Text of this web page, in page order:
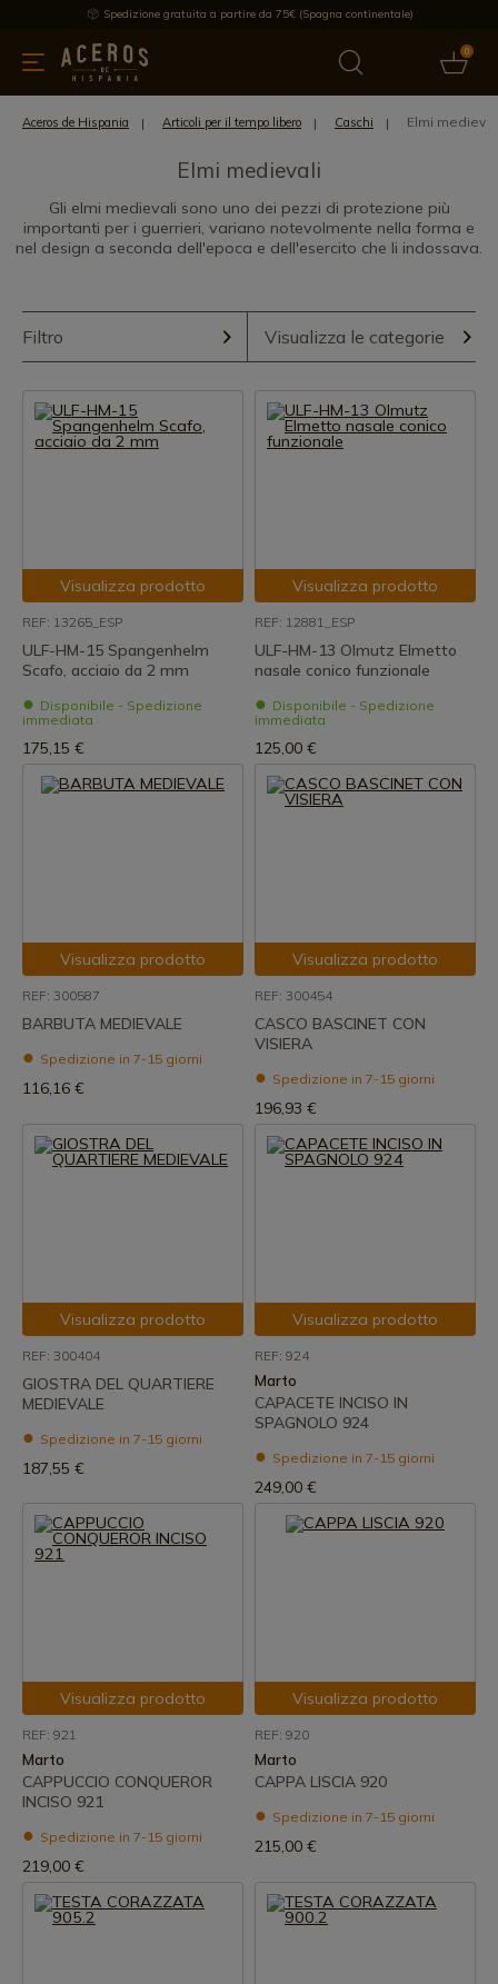
Spedizione gratuita a partire da 75€ (Spagna continentale)
0
cucina Offre Ultime notizie Venduti Marche
Aceros de Hispania Articoli per il tempo libero Caschi Elmi
Elmi medievali
Gli elmi medievali sono uno dei pezzi di protezione più
importanti per i guerrieri, variano notevolmente nella forma e
nel design a seconda dell'epoca e dell'esercito che li indossava.
Filtro Visualizza le categorie
Visualizza prodotto
REF: 13265_ESP
ULF-HM-15 Spangenhelm
Scafo, acciaio da 2 mm
Disponibile - Spedizione
immediata
175,15 €
Visualizza prodotto
REF: 12881_ESP
ULF-HM-13 Olmutz Elmetto
nasale conico funzionale
Disponibile - Spedizione
immediata
125,00 €
Visualizza prodotto
REF: 300587
BARBUTA MEDIEVALE
Spedizione in 7-15 giorni
116,16 €
Visualizza prodotto
REF: 300454
CASCO BASCINET CON
VISIERA
Spedizione in 7-15 giorni
196,93 €
Visualizza prodotto
REF: 300404
GIOSTRA DEL QUARTIERE
MEDIEVALE
Spedizione in 7-15 giorni
187,55 €
Visualizza prodotto
REF: 924
Marto
CAPACETE INCISO IN
SPAGNOLO 924
Spedizione in 7-15 giorni
249,00 €
Visualizza prodotto
REF: 921
Marto
CAPPUCCIO CONQUEROR
INCISO 921
Spedizione in 7-15 giorni
219,00 €
Visualizza prodotto
REF: 920
Marto
CAPPA LISCIA 920
Spedizione in 7-15 giorni
215,00 €